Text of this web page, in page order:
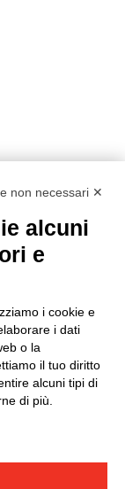
i.v.
INSTAGRAM /
Cookies
non necessari ✕
alcuni
e
i cookie e
i dati
o la
il tuo diritto
alcuni tipi di
di più.